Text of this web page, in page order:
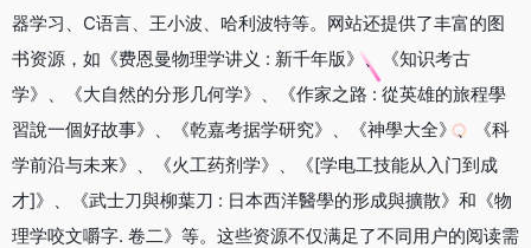
器学习、C语言、王小波、哈利波特等。网站还提供了丰富的图
书资源，如《费恩曼物理学讲义 : 新千年版》、《知识考古
学》、《大自然的分形几何学》、《作家之路 : 從英雄的旅程學
習說一個好故事》、《乾嘉考据学研究》、《神學大全》、《科
学前沿与未来》、《火工药剂学》、《[学电工技能从入门到成
才]》、《武士刀與柳葉刀 : 日本西洋醫學的形成與擴散》和《物
理学咬文嚼字. 卷二》等。这些资源不仅满足了不同用户的阅读需